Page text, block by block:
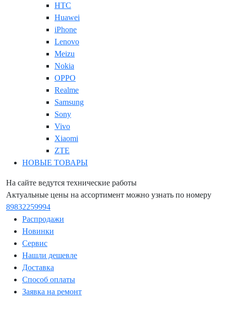
HTC
Huawei
iPhone
Lenovo
Meizu
Nokia
OPPO
Realme
Samsung
Sony
Vivo
Xiaomi
ZTE
НОВЫЕ ТОВАРЫ
На сайте ведутся технические работы
Актуальные цены на ассортимент можно узнать по номеру
89832259994
Распродажи
Новинки
Сервис
Нашли дешевле
Доставка
Способ оплаты
Заявка на ремонт